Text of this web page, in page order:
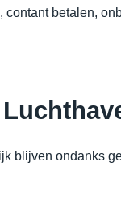
betalen,
blijven ondanks